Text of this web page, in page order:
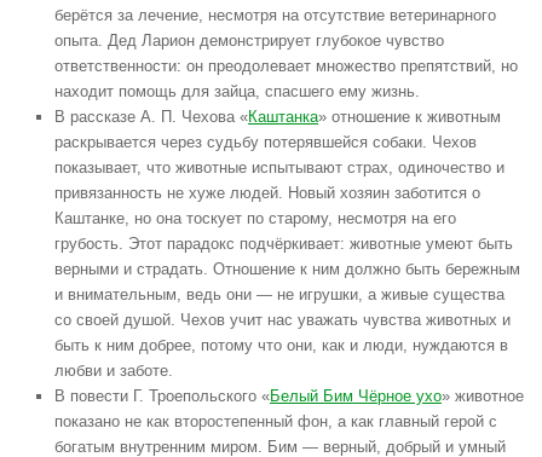
берётся за лечение, несмотря на отсутствие ветеринарного
опыта. Дед Ларион демонстрирует глубокое чувство
ответственности: он преодолевает множество препятствий, но
находит помощь для зайца, спасшего ему жизнь.
В рассказе А. П. Чехова «Каштанка» отношение к животным
раскрывается через судьбу потерявшейся собаки. Чехов
показывает, что животные испытывают страх, одиночество и
привязанность не хуже людей. Новый хозяин заботится о
Каштанке, но она тоскует по старому, несмотря на его
грубость. Этот парадокс подчёркивает: животные умеют быть
верными и страдать. Отношение к ним должно быть бережным
и внимательным, ведь они — не игрушки, а живые существа
со своей душой. Чехов учит нас уважать чувства животных и
быть к ним добрее, потому что они, как и люди, нуждаются в
любви и заботе.
В повести Г. Троепольского «Белый Бим Чёрное ухо» животное
показано не как второстепенный фон, а как главный герой с
богатым внутренним миром. Бим — верный, добрый и умный